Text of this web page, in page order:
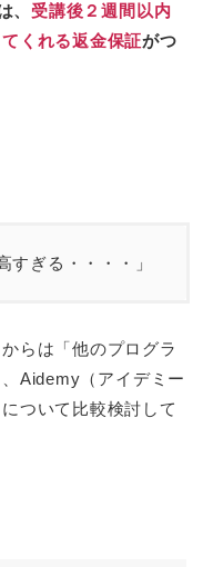
、 受講後２週間以内
くれる返金保証がつ
すぎる・・・・」
らは「他のプログラ
Aidemy（アイデミー
ついて比較検討して